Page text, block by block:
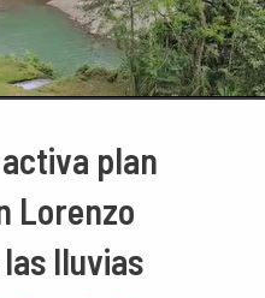
activa plan
Lorenzo
lluvias